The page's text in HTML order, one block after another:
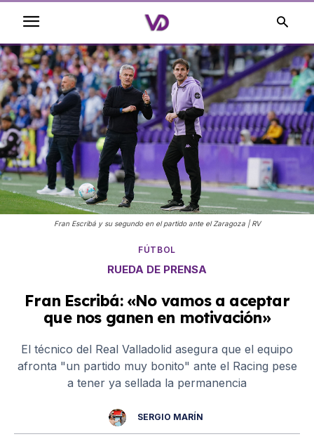
Fran Escribá y su segundo en el partido ante el Zaragoza | RV
FÚTBOL
RUEDA DE PRENSA
Fran Escribá: «No vamos a aceptar
que nos ganen en motivación»
El técnico del Real Valladolid asegura que el equipo
afronta "un partido muy bonito" ante el Racing pese
a tener ya sellada la permanencia
SERGIO MARÍN